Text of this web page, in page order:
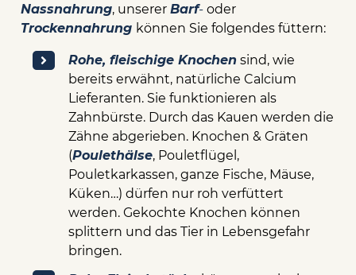
Nassnahrung, unsererBarf- oder
Trockennahrung können Sie folgendes füttern:
Rohe, fleischige Knochen sind, wie
bereits erwähnt, natürliche Calcium
Lieferanten. Sie funktionieren als
Zahnbürste. Durch das Kauen werden die
Zähne abgerieben. Knochen & Gräten
(Poulethälse, Pouletflügel,
Pouletkarkassen, ganze Fische, Mäuse,
Küken…) dürfen nur roh verfüttert
werden. Gekochte Knochen können
splittern und das Tier in Lebensgefahr
bringen.